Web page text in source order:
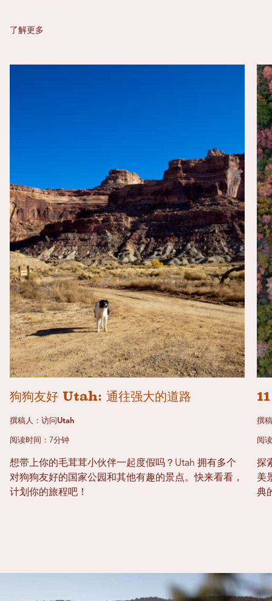
了解更多
狗狗友好 Utah: 通往强大的道路
撰稿人：访问Utah
阅读时间：7分钟
想带上你的毛茸茸小伙伴一起度假吗？Utah 拥有多个
对狗狗友好的国家公园和其他有趣的景点。快来看看，
计划你的旅程吧！
撰
阅
探
美
典